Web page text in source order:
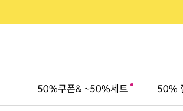
50%쿠폰& ~50%세트 50%